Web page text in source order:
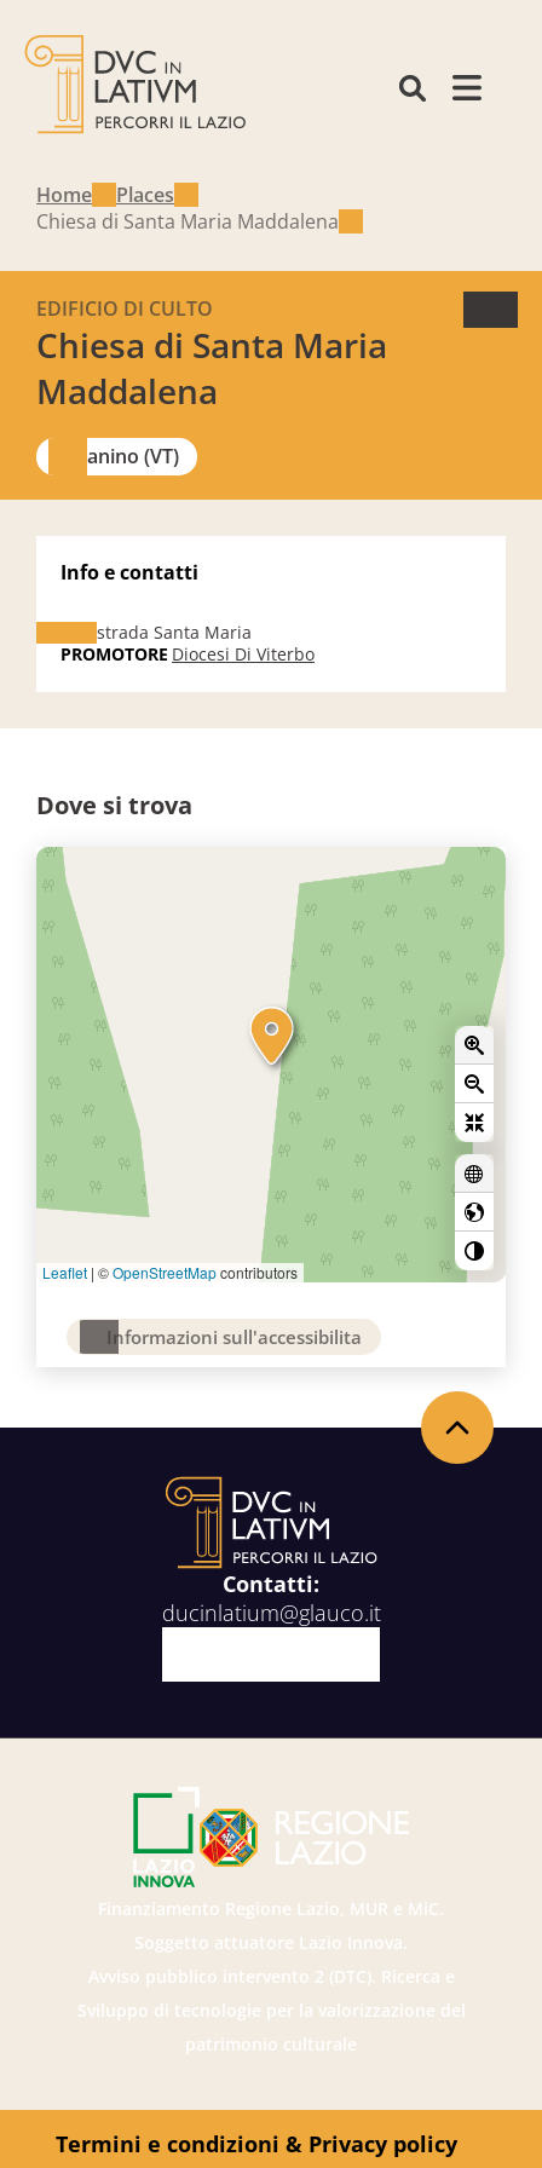
Home
Places
Chiesa di Santa Maria Maddalena
Chiesa di Santa Maria
Maddalena
EDIFICIO DI CULTO
Canino (VT)
Info e contatti
strada Santa Maria
PROMOTORE Diocesi Di Viterbo
Dove si trova
Leaflet | ©OpenStreetMapcontributors
Informazioni sull'accessibilita
Contatti:
ducinlatium@glauco.it
Finanziamento Regione Lazio, MUR e MiC.
Soggetto attuatore Lazio Innova.
Avviso pubblico intervento 2 (DTC). Ricerca e
Sviluppo di tecnologie per la valorizzazione del
patrimonio culturale
Termini e condizioni & Privacy policy
Back to the top